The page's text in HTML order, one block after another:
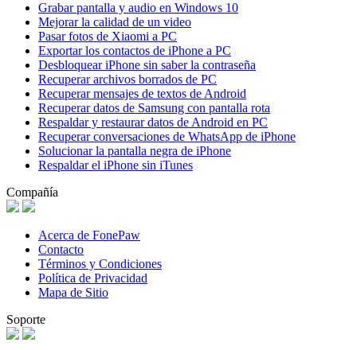
Grabar pantalla y audio en Windows 10
Mejorar la calidad de un video
Pasar fotos de Xiaomi a PC
Exportar los contactos de iPhone a PC
Desbloquear iPhone sin saber la contraseña
Recuperar archivos borrados de PC
Recuperar mensajes de textos de Android
Recuperar datos de Samsung con pantalla rota
Respaldar y restaurar datos de Android en PC
Recuperar conversaciones de WhatsApp de iPhone
Solucionar la pantalla negra de iPhone
Respaldar el iPhone sin iTunes
Compañía
Acerca de FonePaw
Contacto
Términos y Condiciones
Política de Privacidad
Mapa de Sitio
Soporte